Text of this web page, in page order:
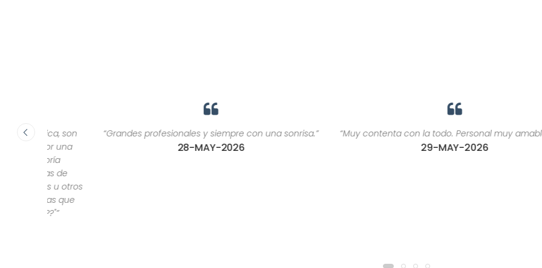
son
“Grandes profesionales y siempre con una sonrisa.”
28-MAY-2026
“Muy contenta con la todo. Personal muy amable ????”
29-MAY-2026